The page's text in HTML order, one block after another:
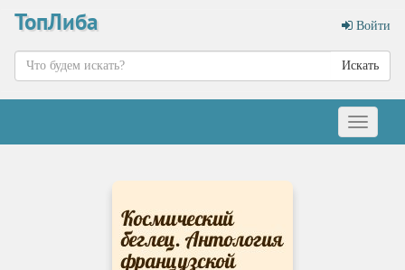
ТопЛиба Войти
Искать
Меню